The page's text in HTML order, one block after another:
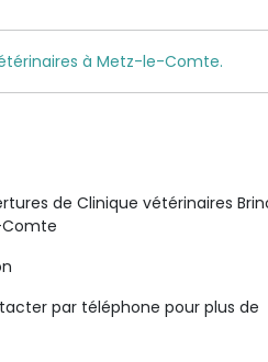
à Metz-le-Comte.
de Clinique vétérinaires
par téléphone pour plus de